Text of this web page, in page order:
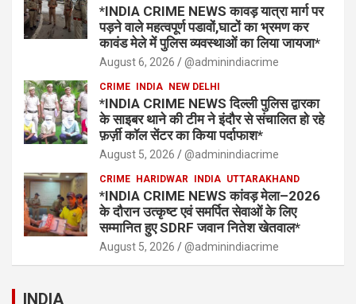
*INDIA CRIME NEWS कावड़ यात्रा मार्ग पर
पड़ने वाले महत्वपूर्ण पडावों,घाटों का भ्रमण कर
कावंड मेले में पुलिस व्यवस्थाओं का लिया जायजा*
August 6, 2026 @adminindiacrime
CRIME INDIA NEW DELHI
*INDIA CRIME NEWS दिल्ली पुलिस द्वारका
के साइबर थाने की टीम ने इंदौर से संचालित हो रहे
फ़र्ज़ी कॉल सेंटर का किया पर्दाफाश*
August 5, 2026 @adminindiacrime
CRIME HARIDWAR INDIA UTTARAKHAND
*INDIA CRIME NEWS कांवड़ मेला–2026
के दौरान उत्कृष्ट एवं समर्पित सेवाओं के लिए
सम्मानित हुए SDRF जवान नितेश खेतवाल*
August 5, 2026 @adminindiacrime
INDIA